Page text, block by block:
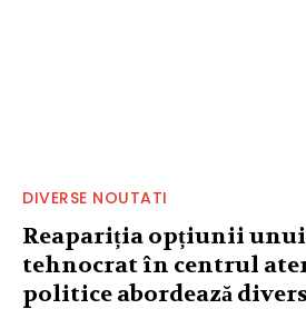
DIVERSE NOUTATI
Reapariția opțiunii
tehnocrat în centrul
politice abordează